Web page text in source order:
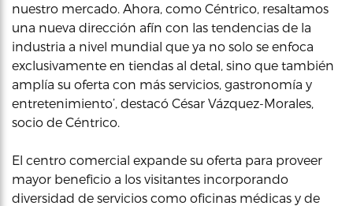
nuestro mercado. Ahora, como Céntrico, resaltamos
una nueva dirección afín con las tendencias de la
industria a nivel mundial que ya no solo se enfoca
exclusivamente en tiendas al detal, sino que también
amplía su oferta con más servicios, gastronomía y
entretenimiento’, destacó César Vázquez-Morales,
socio de Céntrico.
El centro comercial expande su oferta para proveer
mayor beneficio a los visitantes incorporando
diversidad de servicios como oficinas médicas y de